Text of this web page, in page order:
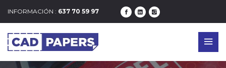
INFORMACIÓN : 637 70 59 97